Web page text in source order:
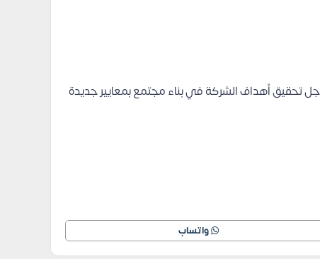
تحقيق أهداف الشركة في بناء مجتمع بمعايير جديدة
واتساب